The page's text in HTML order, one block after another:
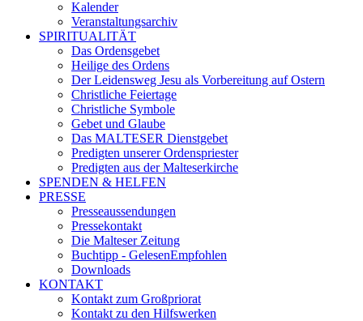
Kalender
Veranstaltungsarchiv
SPIRITUALITÄT
Das Ordensgebet
Heilige des Ordens
Der Leidensweg Jesu als Vorbereitung auf Ostern
Christliche Feiertage
Christliche Symbole
Gebet und Glaube
Das MALTESER Dienstgebet
Predigten unserer Ordenspriester
Predigten aus der Malteserkirche
SPENDEN & HELFEN
PRESSE
Presseaussendungen
Pressekontakt
Die Malteser Zeitung
Buchtipp - GelesenEmpfohlen
Downloads
KONTAKT
Kontakt zum Großpriorat
Kontakt zu den Hilfswerken